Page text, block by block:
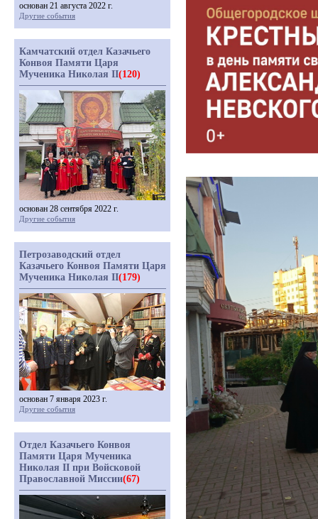
основан 21 августа 2022 г.
Другие события
Камчатский отдел Казачьего
Конвоя Памяти Царя
Мученика Николая II(120)
основан 28 сентября 2022 г.
Другие события
Петрозаводский отдел
Казачьего Конвоя Памяти Царя
Мученика Николая II(179)
основан 7 января 2023 г.
Другие события
Отдел Казачьего Конвоя
Памяти Царя Мученика
Николая II при Войсковой
Православной Миссии(67)